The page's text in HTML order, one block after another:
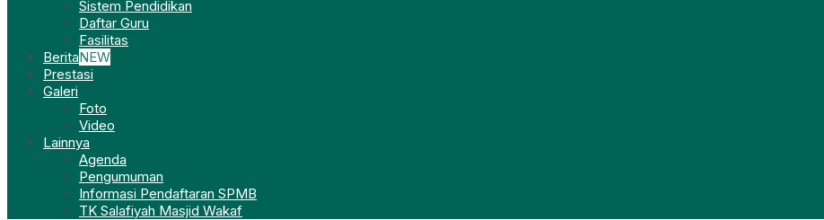
Sistem Pendidikan
Daftar Guru
Fasilitas
BeritaNEW
Prestasi
Galeri
Foto
Video
Lainnya
Agenda
Pengumuman
Informasi Pendaftaran SPMB
TK Salafiyah Masjid Wakaf